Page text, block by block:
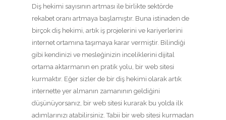
Diş hekimi sayısının artması ile birlikte sektörde
rekabet oranı artmaya başlamıştır. Buna istinaden de
birçok diş hekimi, artık iş projelerini ve kariyerlerini
internet ortamına taşımaya karar vermiştir. Bilindiği
gibi kendinizi ve mesleğinizin inceliklerini dijital
ortama aktarmanın en pratik yolu, bir web sitesi
kurmaktır. Eğer sizler de bir diş hekimi olarak artık
internette yer almanın zamanının geldiğini
düşünüyorsanız, bir web sitesi kurarak bu yolda ilk
adımlarınızı atabilirsiniz. Tabii bir web sitesi kurmadan